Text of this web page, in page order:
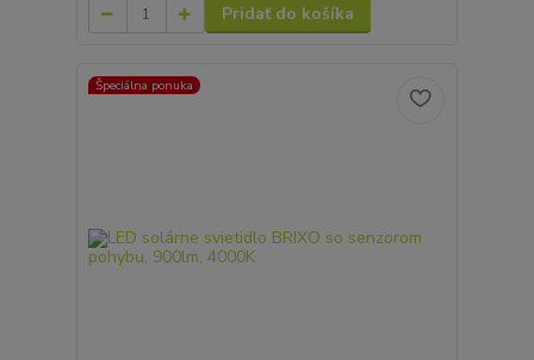
Pridať do košíka
Špeciálna ponuka